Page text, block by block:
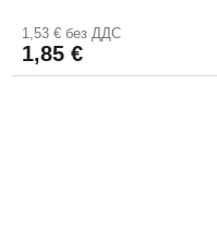
1,53 € без ДДС
1,85 €